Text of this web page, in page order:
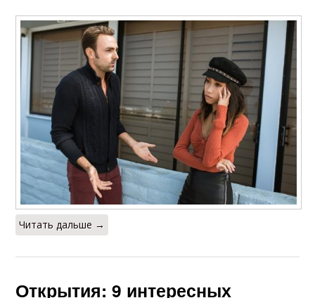
Читать дальше →
Открытия: 9 интересных